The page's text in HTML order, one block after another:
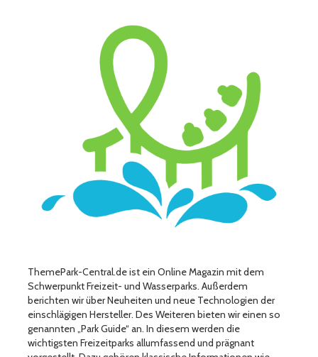
ThemePark-Central.de ist ein Online Magazin mit dem
Schwerpunkt Freizeit- und Wasserparks. Außerdem
berichten wir über Neuheiten und neue Technologien der
einschlägigen Hersteller. Des Weiteren bieten wir einen so
genannten „Park Guide“ an. In diesem werden die
wichtigsten Freizeitparks allumfassend und prägnant